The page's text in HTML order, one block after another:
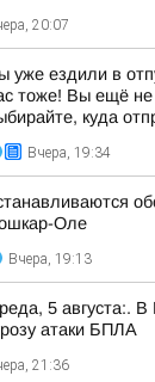
20:07
уже ездили в
тоже! Вы ещё не
куда
Вчера, 19:34
Оле
Вчера, 19:13
5 августа:.
атаки БПЛА
21:36